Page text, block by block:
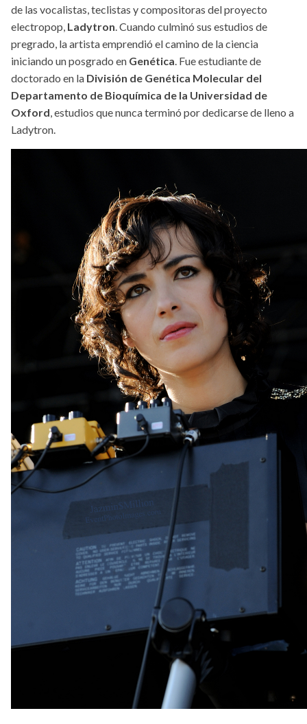
de las vocalistas, teclistas y compositoras del proyecto
electropop, Ladytron. Cuando culminó sus estudios de
pregrado, la artista emprendió el camino de la ciencia
iniciando un posgrado en Genética. Fue estudiante de
doctorado en la División de Genética Molecular del
Departamento de Bioquímica de la Universidad de
Oxford, estudios que nunca terminó por dedicarse de lleno a
Ladytron.